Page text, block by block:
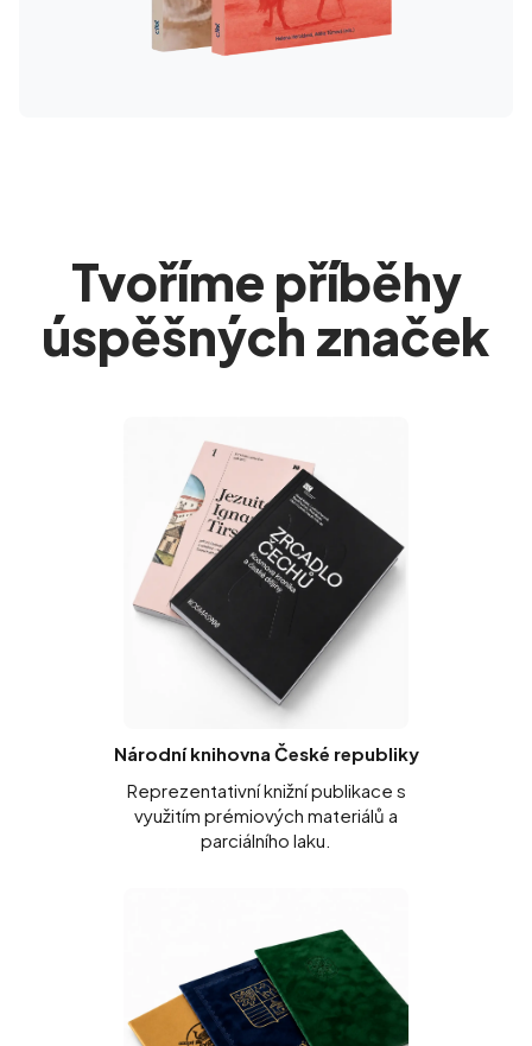
Tvoříme příběhy
úspěšných značek
Národní knihovna České republiky
Reprezentativní knižní publikace s
využitím prémiových materiálů a
parciálního laku.